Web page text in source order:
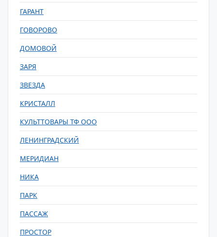
ГАРАНТ
ГОВОРОВО
ДОМОВОЙ
ЗАРЯ
ЗВЕЗДА
КРИСТАЛЛ
КУЛЬТТОВАРЫ ТФ ООО
ЛЕНИНГРАДСКИЙ
МЕРИДИАН
НИКА
ПАРК
ПАССАЖ
ПРОСТОР